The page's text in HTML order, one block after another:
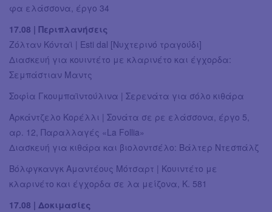
φα ελάσσονα, έργο 34
17.08 | Περιπλανήσεις
Ζόλταν Κόνταϊ | Esti dal [Nυχτερινό τραγούδι]
Διασκευή για κουιντέτο με κλαρινέτο και έγχορδα:
Σεμπάστιαν Μαντς
Σοφία Γκουμπαϊντούλινα | Σερενάτα για σόλο κιθάρα
Αρκάντζελο Κορέλλι | Σονάτα σε ρε ελάσσονα, έργο 5,
αρ. 12, Παραλλαγές «La Follia»
Διασκευή για κιθάρα και βιολοντσέλο: Βάλτερ Ντεσπάλζ
Bόλφγκανγκ Αμαντέους Μότσαρτ | Κουιντέτο με
κλαρινέτο και έγχορδα σε λα μείζονα, K. 581
17.08 | Δοκιμασίες